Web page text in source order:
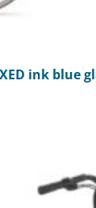
ink blue